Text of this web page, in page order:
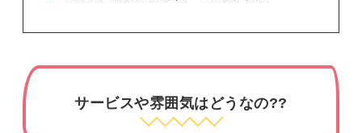
サービスや雰囲気はどうなの??